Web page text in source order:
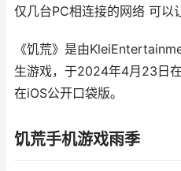
仅几台PC相连接的网络 可以
《饥荒》是由
生游戏，于2024年4月23日
在iOS公开口袋版。
饥荒手机游戏雨季